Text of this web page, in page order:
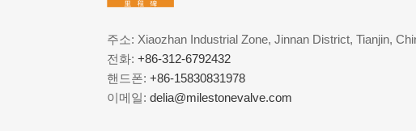
주소: Xiaozhan Industrial Zone, Jinnan District, Tianjin,
전화: +86-312-6792432
핸드폰: +86-15830831978
이메일: delia@milestonevalve.com